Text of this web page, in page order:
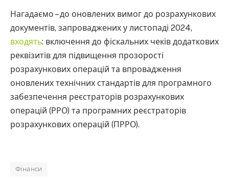
Нагадаємо – до оновлених вимог до розрахункових
документів, запроваджених у листопаді 2024,
входять: включення до фіскальних чеків додаткових
реквізитів для підвищення прозорості
розрахункових операцій та впровадження
оновлених технічних стандартів для програмного
забезпечення реєстраторів розрахункових
операцій (РРО) та програмних реєстраторів
розрахункових операцій (ПРРО).
Фінанси